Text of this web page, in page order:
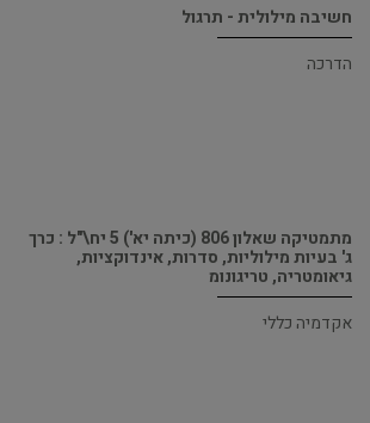
חשיבה מילולית - תרגול
הדרכה
מתמטיקה שאלון 806 (כיתה יא') 5 יח\"ל : כרך
ג' בעיות מילוליות, סדרות, אינדוקציות,
גיאומטריה, טריגונומ
אקדמיה כללי